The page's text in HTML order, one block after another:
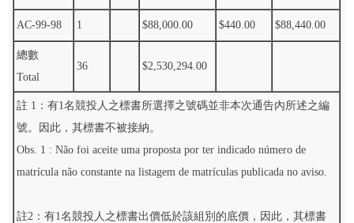
AC-99-98 1 $88,000.00 $440.00 $88,440.00
總數
Total
36 $2,530,294.00
註 1：有1名競投人之標書所選擇之號碼並非本次通告內所述之編
號。因此，其標書不被接納。
Obs. 1 : Não foi aceite uma proposta por ter indicado número de
matrícula não constante na listagem de matrículas publicada no aviso.
註2：有1名競投人之標書出價低於該組別的底價，因此，其標書